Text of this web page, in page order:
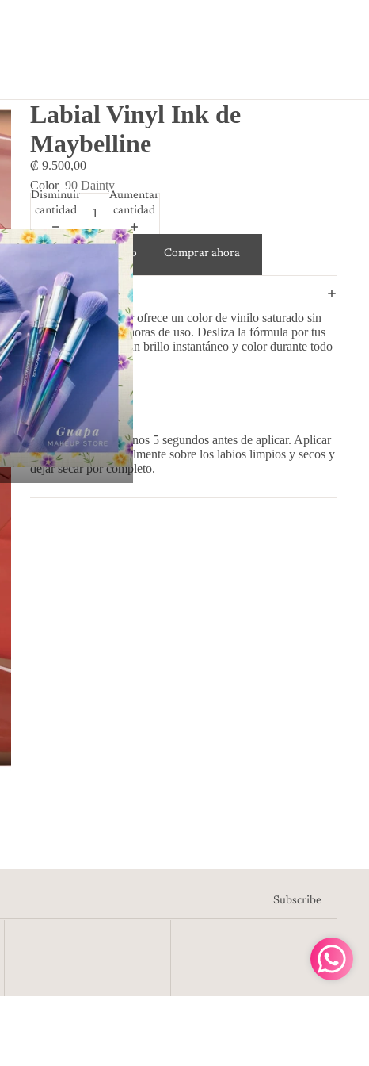
Labial Vinyl Ink de
Maybelline
₡ 9.500,00
Color 90 Dainty
Disminuir
cantidad
Aumentar
cantidad
Agregar al carrito Comprar ahora
DETAILS
Este Liquid Lipcolor ofrece un color de vinilo saturado sin
cambios y hasta 16 horas de uso. Desliza la fórmula por tus
labios y disfruta de un brillo instantáneo y color durante todo
el día.
Cómo usar/aplicar
Agitar durante al menos 5 segundos antes de aplicar. Aplicar
como lo haría normalmente sobre los labios limpios y secos y
dejar secar por completo.
Reproducir el video
Subscribe